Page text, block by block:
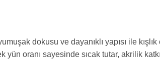
dokusu ve dayanıklı yapısı ile kışlık
oranı sayesinde sıcak tutar, akrilik